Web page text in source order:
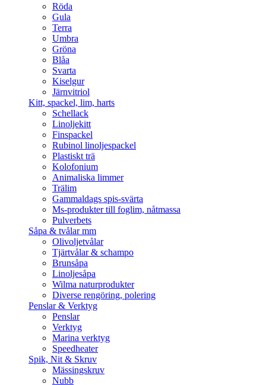
Röda
Gula
Terra
Umbra
Gröna
Blåa
Svarta
Kiselgur
Järnvitriol
Kitt, spackel, lim, harts
Schellack
Linoljekitt
Finspackel
Rubinol linoljespackel
Plastiskt trä
Kolofonium
Animaliska limmer
Trälim
Gammaldags spis-svärta
Ms-produkter till foglim, nåtmassa
Pulverbets
Såpa & tvålar mm
Olivoljetvålar
Tjärtvålar & schampo
Brunsåpa
Linoljesåpa
Wilma naturprodukter
Diverse rengöring, polering
Penslar & Verktyg
Penslar
Verktyg
Marina verktyg
Speedheater
Spik, Nit & Skruv
Mässingskruv
Nubb